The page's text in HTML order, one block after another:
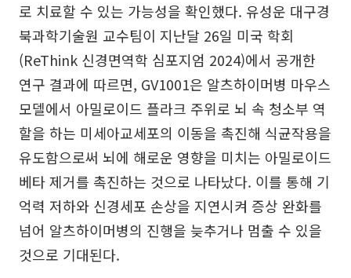
로 치료할 수 있는 가능성을 확인했다. 유성운 대구경
북과학기술원 교수팀이 지난달 26일 미국 학회
(ReThink 신경면역학 심포지엄 2024)에서 공개한
연구 결과에 따르면, GV1001은 알츠하이머병 마우스
모델에서 아밀로이드 플라크 주위로 뇌 속 청소부 역
할을 하는 미세아교세포의 이동을 촉진해 식균작용을
유도함으로써 뇌에 해로운 영향을 미치는 아밀로이드
베타 제거를 촉진하는 것으로 나타났다. 이를 통해 기
억력 저하와 신경세포 손상을 지연시켜 증상 완화를
넘어 알츠하이머병의 진행을 늦추거나 멈출 수 있을
것으로 기대된다.